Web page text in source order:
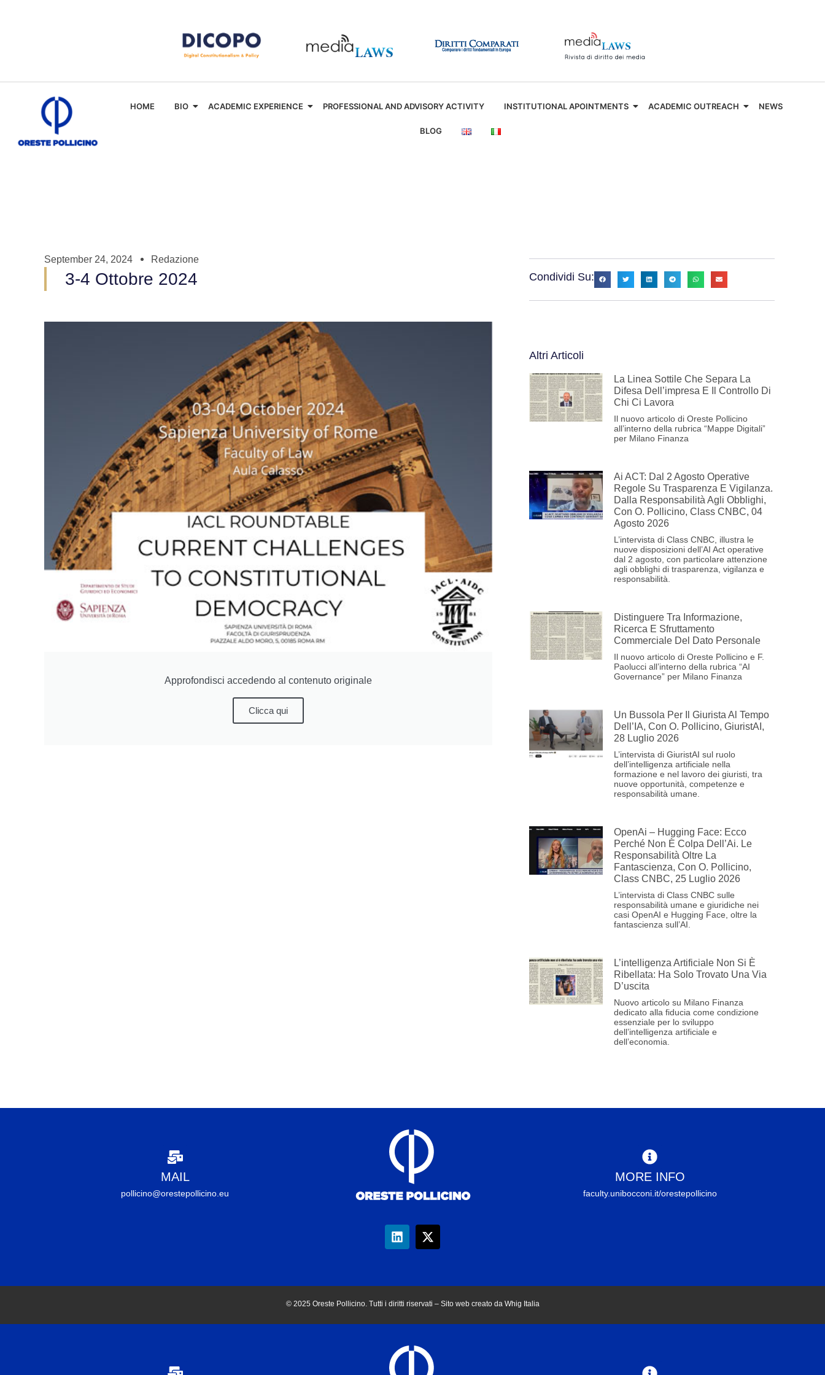
HOME BIO ACADEMIC EXPERIENCE PROFESSIONAL AND ADVISORY ACTIVITY INSTITUTIONAL APOINTMENTS ACADEMIC OUTREACH NEWS
BLOG
September 24, 2024 Redazione
3-4 Ottobre 2024
Approfondisci accedendo al contenuto originale
Clicca qui
Condividi Su:
Altri Articoli
La Linea Sottile Che Separa La
Difesa Dell’impresa E Il Controllo Di
Chi Ci Lavora
Il nuovo articolo di Oreste Pollicino
all’interno della rubrica “Mappe Digitali”
per Milano Finanza
Ai ACT: Dal 2 Agosto Operative
Regole Su Trasparenza E Vigilanza.
Dalla Responsabilità Agli Obblighi,
Con O. Pollicino, Class CNBC, 04
Agosto 2026
L’intervista di Class CNBC, illustra le
nuove disposizioni dell’AI Act operative
dal 2 agosto, con particolare attenzione
agli obblighi di trasparenza, vigilanza e
responsabilità.
Distinguere Tra Informazione,
Ricerca E Sfruttamento
Commerciale Del Dato Personale
Il nuovo articolo di Oreste Pollicino e F.
Paolucci all’interno della rubrica “AI
Governance” per Milano Finanza
Un Bussola Per Il Giurista Al Tempo
Dell’IA, Con O. Pollicino, GiuristAI,
28 Luglio 2026
L’intervista di GiuristAI sul ruolo
dell’intelligenza artificiale nella
formazione e nel lavoro dei giuristi, tra
nuove opportunità, competenze e
responsabilità umane.
OpenAi – Hugging Face: Ecco
Perché Non È Colpa Dell’Ai. Le
Responsabilità Oltre La
Fantascienza, Con O. Pollicino,
Class CNBC, 25 Luglio 2026
L’intervista di Class CNBC sulle
responsabilità umane e giuridiche nei
casi OpenAI e Hugging Face, oltre la
fantascienza sull’AI.
L’intelligenza Artificiale Non Si È
Ribellata: Ha Solo Trovato Una Via
D’uscita
Nuovo articolo su Milano Finanza
dedicato alla fiducia come condizione
essenziale per lo sviluppo
dell’intelligenza artificiale e
dell’economia.
MAIL
pollicino@orestepollicino.eu
MORE INFO
faculty.unibocconi.it/orestepollicino
© 2025 Oreste Pollicino. Tutti i diritti riservati – Sito web creato da Whig Italia